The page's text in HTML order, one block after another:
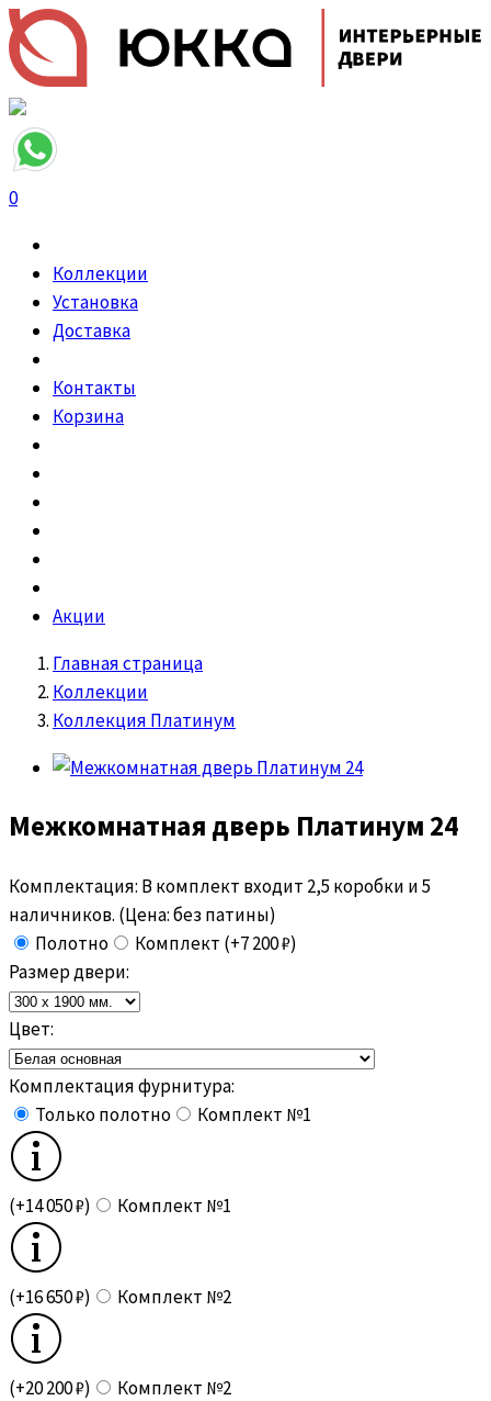
0
Коллекции
Установка
Доставка
Контакты
Корзина
Акции
Главная страница
Коллекции
Коллекция Платинум
Межкомнатная дверь Платинум 24
Комплектация: В комплект входит 2,5 коробки и 5
наличников. (Цена: без патины)
Полотно
Комплект (+7 200 ₽)
Размер двери:
Цвет:
Комплектация фурнитура:
Только полотно
Комплект №1
(+14 050 ₽) Комплект №1
(+16 650 ₽) Комплект №2
(+20 200 ₽) Комплект №2